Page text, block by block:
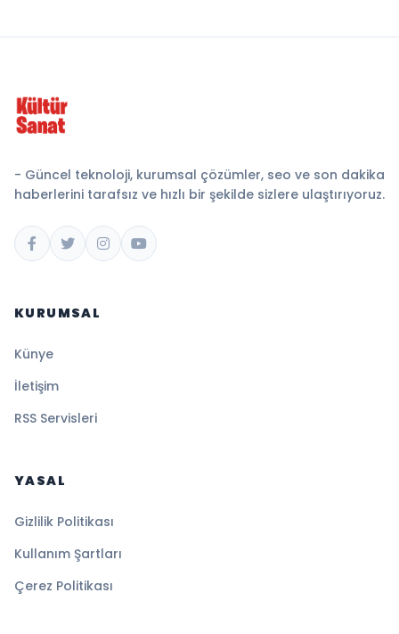
- Güncel teknoloji, kurumsal çözümler, seo ve son dakika
haberlerini tarafsız ve hızlı bir şekilde sizlere ulaştırıyoruz.
KURUMSAL
Künye
İletişim
RSS Servisleri
YASAL
Gizlilik Politikası
Kullanım Şartları
Çerez Politikası